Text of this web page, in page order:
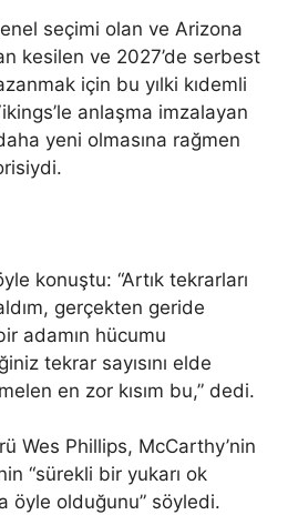
seçimi olan ve Arizona
kesilen ve 2027’de serbest
için bu yılki kıdemli
anlaşma imzalayan
yeni olmasına rağmen
konuştu: “Artık tekrarları
gerçekten geride
adamın hücumu
tekrar sayısını elde
en zor kısım bu,” dedi.
Wes Phillips, McCarthy’nin
“sürekli bir yukarı ok
öyle olduğunu” söyledi.